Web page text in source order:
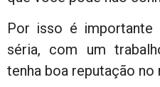
Por isso é importante
séria, com um
tenha boa reputação no